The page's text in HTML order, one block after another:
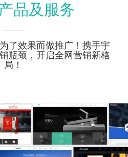
品及服务
了效果而做推广！携手宇
瓶颈，开启全网营销新格
局！